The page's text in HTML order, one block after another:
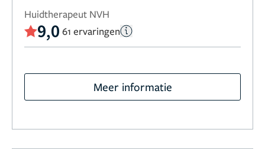
Huidtherapeut NVH
9,0 61 ervaringen
Meer informatie